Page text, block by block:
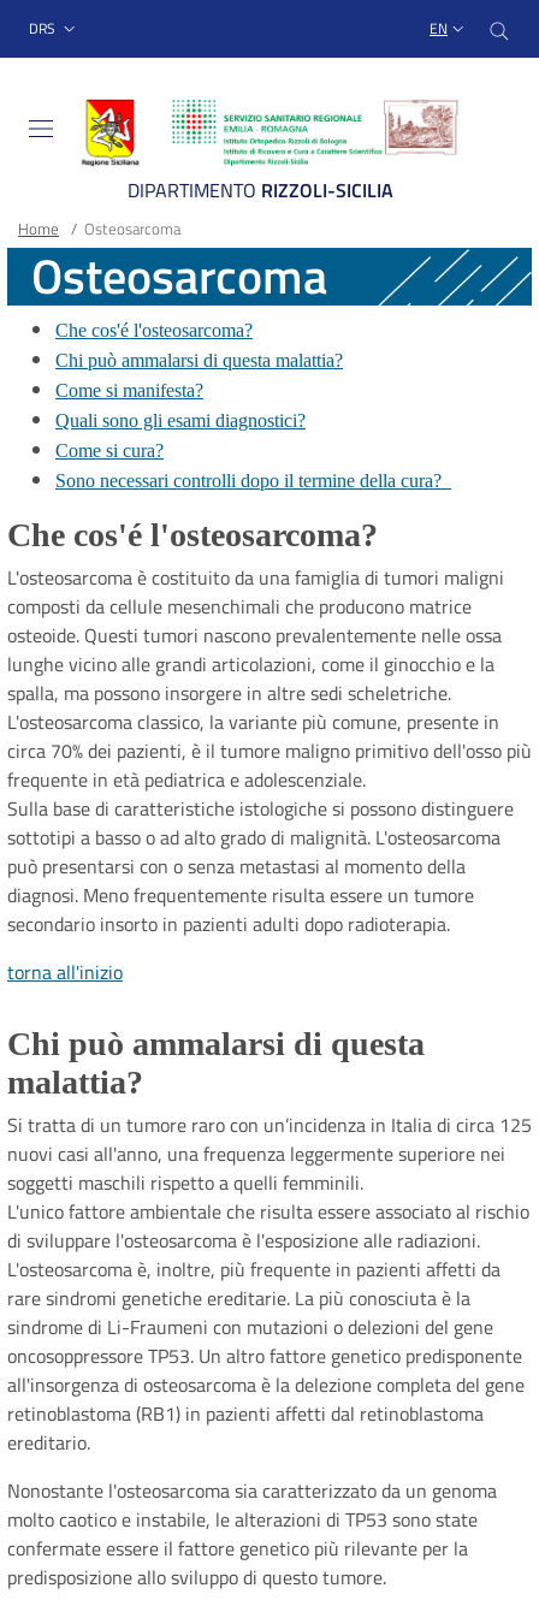
Sito Web Istituto
menu top-bar
DRS EN
DIPARTIMENTO RIZZOLI-SICILIA
Main container
Breadcrumb
Home / Osteosarcoma
Osteosarcoma
Che cos'é l'osteosarcoma?
Chi può ammalarsi di questa malattia?
Come si manifesta?
Quali sono gli esami diagnostici?
Come si cura?
Sono necessari controlli dopo il termine della cura?
Che cos'é l'osteosarcoma?
L'osteosarcoma è costituito da una famiglia di tumori maligni
composti da cellule mesenchimali che producono matrice
osteoide. Questi tumori nascono prevalentemente nelle ossa
lunghe vicino alle grandi articolazioni, come il ginocchio e la
spalla, ma possono insorgere in altre sedi scheletriche.
L'osteosarcoma classico, la variante più comune, presente in
circa 70% dei pazienti, è il tumore maligno primitivo dell'osso più
frequente in età pediatrica e adolescenziale.
Sulla base di caratteristiche istologiche si possono distinguere
sottotipi a basso o ad alto grado di malignità. L'osteosarcoma
può presentarsi con o senza metastasi al momento della
diagnosi. Meno frequentemente risulta essere un tumore
secondario insorto in pazienti adulti dopo radioterapia.
torna all'inizio
Chi può ammalarsi di questa
malattia?
Si tratta di un tumore raro con un’incidenza in Italia di circa 125
nuovi casi all'anno, una frequenza leggermente superiore nei
soggetti maschili rispetto a quelli femminili.
L'unico fattore ambientale che risulta essere associato al rischio
di sviluppare l'osteosarcoma è l'esposizione alle radiazioni.
L'osteosarcoma è, inoltre, più frequente in pazienti affetti da
rare sindromi genetiche ereditarie. La più conosciuta è la
sindrome di Li-Fraumeni con mutazioni o delezioni del gene
oncosoppressore TP53. Un altro fattore genetico predisponente
all'insorgenza di osteosarcoma è la delezione completa del gene
retinoblastoma (RB1) in pazienti affetti dal retinoblastoma
ereditario.
Nonostante l'osteosarcoma sia caratterizzato da un genoma
molto caotico e instabile, le alterazioni di TP53 sono state
confermate essere il fattore genetico più rilevante per la
predisposizione allo sviluppo di questo tumore.